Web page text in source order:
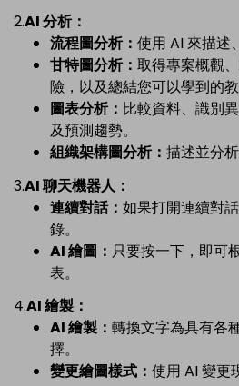
2.AI 分析：
流程圖分析： 使用 AI 來描述
甘特圖分析： 取得專案概觀
險，以及總結您可以學到的教
圖表分析： 比較資料、識別
及預測趨勢。
組織架構圖分析： 描述並分
3.AI 聊天機器人：
連續對話： 如果打開連續對
錄。
AI 繪圖： 只要按一下，即可
表。
4.AI 繪製：
AI 繪製： 轉換文字為具有各
擇。
變更繪圖樣式： 使用 AI 變更